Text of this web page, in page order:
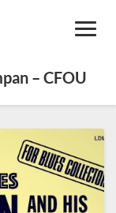
Toggle
– CFOU